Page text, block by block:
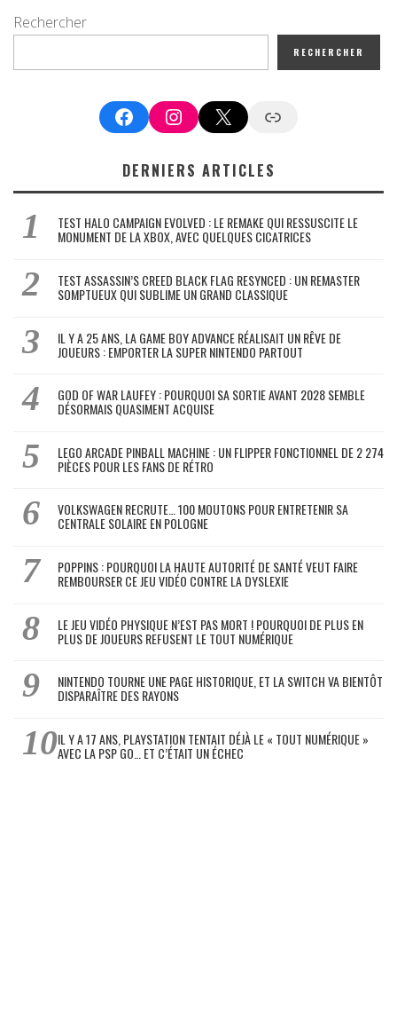
Rechercher
RECHERCHER
FacebookInstagram
X Google News
DERNIERS ARTICLES
TEST HALO CAMPAIGN EVOLVED : LE REMAKE QUI RESSUSCITE LE
MONUMENT DE LA XBOX, AVEC QUELQUES CICATRICES
TEST ASSASSIN’S CREED BLACK FLAG RESYNCED : UN REMASTER
SOMPTUEUX QUI SUBLIME UN GRAND CLASSIQUE
IL Y A 25 ANS, LA GAME BOY ADVANCE RÉALISAIT UN RÊVE DE
JOUEURS : EMPORTER LA SUPER NINTENDO PARTOUT
GOD OF WAR LAUFEY : POURQUOI SA SORTIE AVANT 2028 SEMBLE
DÉSORMAIS QUASIMENT ACQUISE
LEGO ARCADE PINBALL MACHINE : UN FLIPPER FONCTIONNEL DE 2 274
PIÈCES POUR LES FANS DE RÉTRO
VOLKSWAGEN RECRUTE… 100 MOUTONS POUR ENTRETENIR SA
CENTRALE SOLAIRE EN POLOGNE
POPPINS : POURQUOI LA HAUTE AUTORITÉ DE SANTÉ VEUT FAIRE
REMBOURSER CE JEU VIDÉO CONTRE LA DYSLEXIE
LE JEU VIDÉO PHYSIQUE N’EST PAS MORT ! POURQUOI DE PLUS EN
PLUS DE JOUEURS REFUSENT LE TOUT NUMÉRIQUE
NINTENDO TOURNE UNE PAGE HISTORIQUE, ET LA SWITCH VA BIENTÔT
DISPARAÎTRE DES RAYONS
IL Y A 17 ANS, PLAYSTATION TENTAIT DÉJÀ LE « TOUT NUMÉRIQUE »
AVEC LA PSP GO… ET C’ÉTAIT UN ÉCHEC